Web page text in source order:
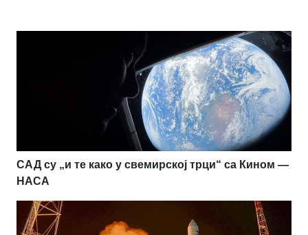
САД су „и те како у свемирској трци“ са Кином —
НАСА